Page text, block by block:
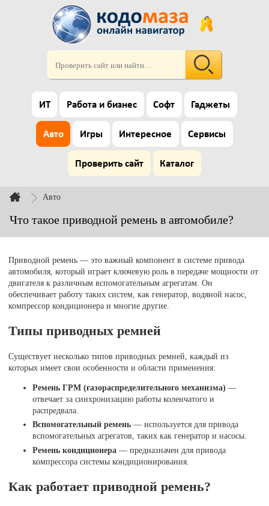
ИТ Работа и бизнес Софт Гаджеты
Авто Игры Интересное Сервисы
Проверить сайт Каталог
Авто
Что такое приводной ремень в автомобиле?
Приводной ремень — это важный компонент в системе привода
автомобиля, который играет ключевую роль в передаче мощности от
двигателя к различным вспомогательным агрегатам. Он
обеспечивает работу таких систем, как генератор, водяной насос,
компрессор кондиционера и многие другие.
Типы приводных ремней
Существует несколько типов приводных ремней, каждый из
которых имеет свои особенности и области применения:
Ремень ГРМ (газораспределительного механизма) —
отвечает за синхронизацию работы коленчатого и
распредвала.
Вспомогательный ремень — используется для привода
вспомогательных агрегатов, таких как генератор и насосы.
Ремень кондиционера — предназначен для привода
компрессора системы кондиционирования.
Как работает приводной ремень?